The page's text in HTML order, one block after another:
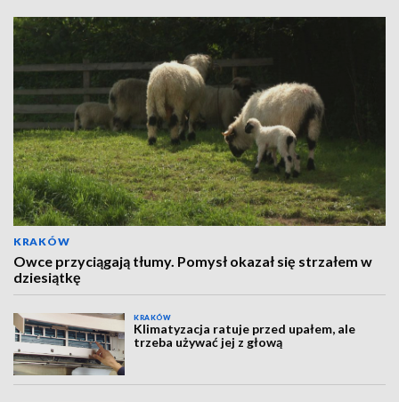
KRAKÓW
Owce przyciągają tłumy. Pomysł okazał się strzałem w
dziesiątkę
KRAKÓW
Klimatyzacja ratuje przed upałem, ale
trzeba używać jej z głową